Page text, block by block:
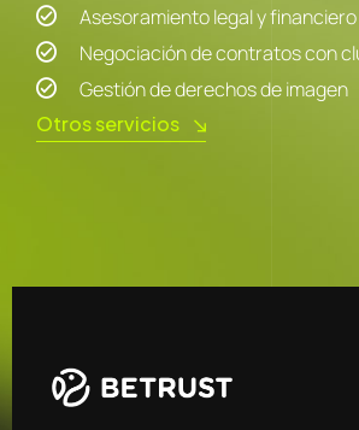
Asesoramiento legal y financiero
Negociación de contratos con
Gestión de derechos de imagen
Otros servicios